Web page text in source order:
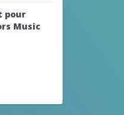
pour
Music